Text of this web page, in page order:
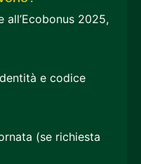
all’Ecobonus 2025,
e codice
(se richiesta